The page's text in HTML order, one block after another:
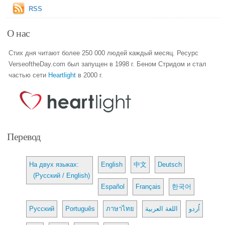
RSS
О нас
Стих дня читают более 250 000 людей каждый месяц. Ресурс
VerseoftheDay.com был запущен в 1998 г. Беном Стридом и стал
частью сети Heartlight в 2000 г.
Перевод
На двух языках:
(Русский / English)
English 中文 Deutsch
Español Français 한국어
Русский Português ภาษาไทย اللغة العربية اُردو